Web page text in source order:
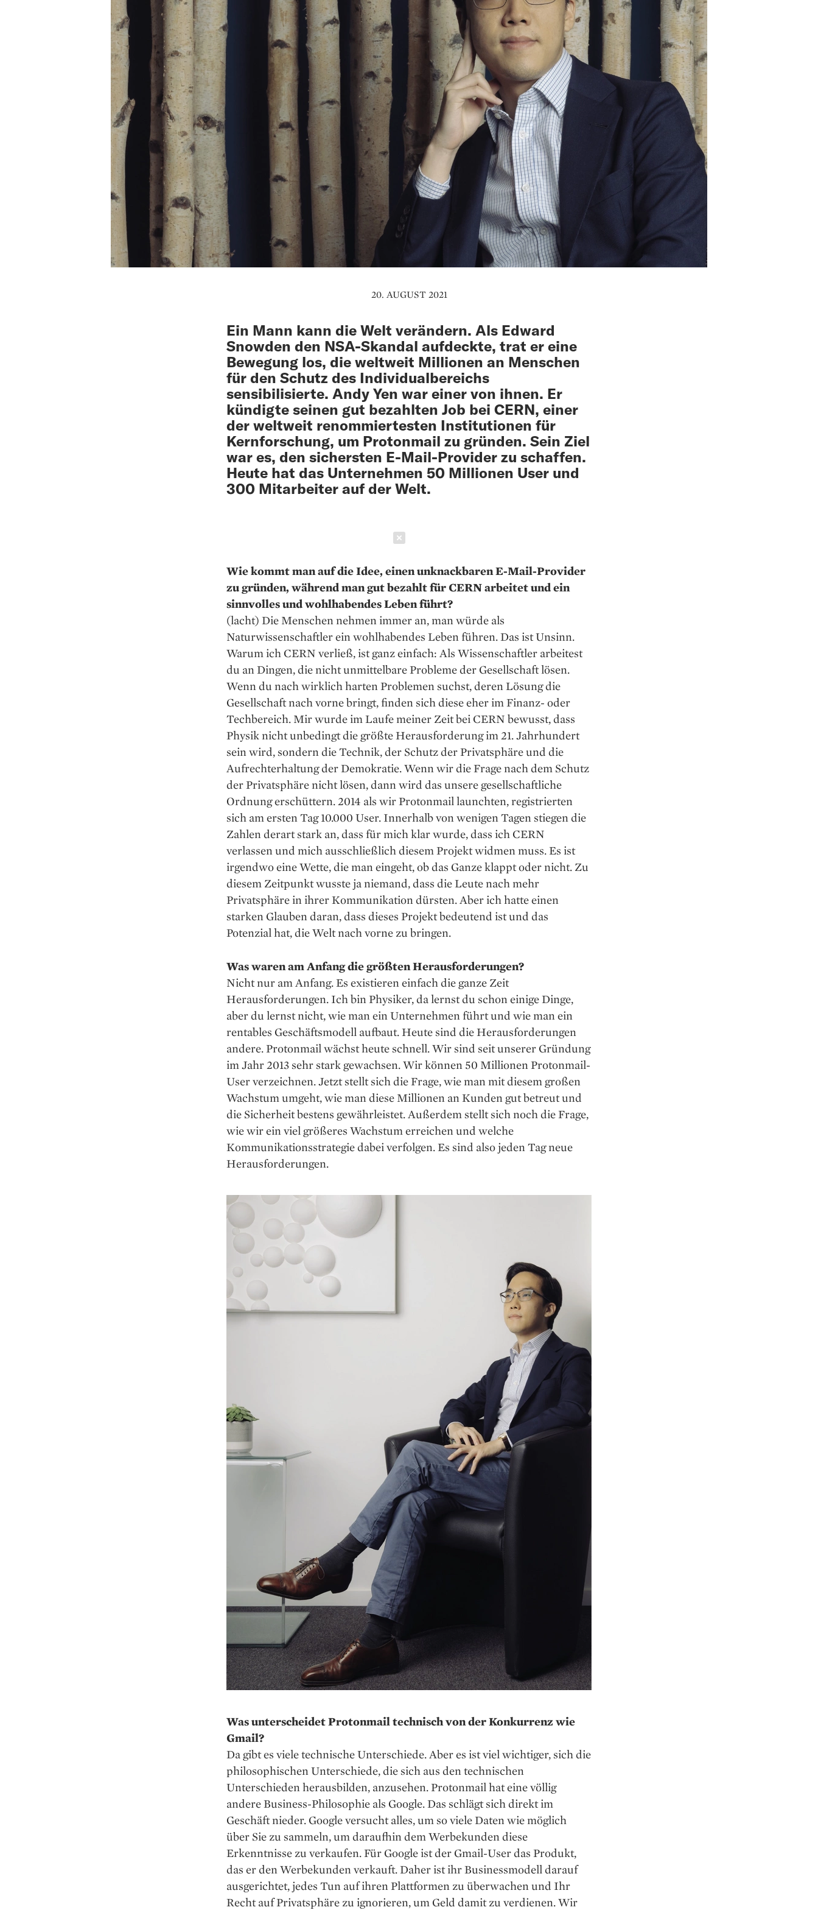
20. AUGUST 2021
Ein Mann kann die Welt verändern. Als Edward
Snowden den NSA-Skandal aufdeckte, trat er eine
Bewegung los, die weltweit Millionen an Menschen
für den Schutz des Individualbereichs
sensibilisierte. Andy Yen war einer von ihnen. Er
kündigte seinen gut bezahlten Job bei CERN, einer
der weltweit renommiertesten Institutionen für
Kernforschung, um Protonmail zu gründen. Sein Ziel
war es, den sichersten E-Mail-Provider zu schaffen.
Heute hat das Unternehmen 50 Millionen User und
300 Mitarbeiter auf der Welt.
Wie kommt man auf die Idee, einen unknackbaren E-Mail-Provider
zu gründen, während man gut bezahlt für CERN arbeitet und ein
sinnvolles und wohlhabendes Leben führt?
(lacht) Die Menschen nehmen immer an, man würde als
Naturwissenschaftler ein wohlhabendes Leben führen. Das ist Unsinn.
Warum ich CERN verließ, ist ganz einfach: Als Wissenschaftler arbeitest
du an Dingen, die nicht unmittelbare Probleme der Gesellschaft lösen.
Wenn du nach wirklich harten Problemen suchst, deren Lösung die
Gesellschaft nach vorne bringt, finden sich diese eher im Finanz- oder
Techbereich. Mir wurde im Laufe meiner Zeit bei CERN bewusst, dass
Physik nicht unbedingt die größte Herausforderung im 21. Jahrhundert
sein wird, sondern die Technik, der Schutz der Privatsphäre und die
Aufrechterhaltung der Demokratie. Wenn wir die Frage nach dem Schutz
der Privatsphäre nicht lösen, dann wird das unsere gesellschaftliche
Ordnung erschüttern. 2014 als wir Protonmail launchten, registrierten
sich am ersten Tag 10.000 User. Innerhalb von wenigen Tagen stiegen die
Zahlen derart stark an, dass für mich klar wurde, dass ich CERN
verlassen und mich ausschließlich diesem Projekt widmen muss. Es ist
irgendwo eine Wette, die man eingeht, ob das Ganze klappt oder nicht. Zu
diesem Zeitpunkt wusste ja niemand, dass die Leute nach mehr
Privatsphäre in ihrer Kommunikation dürsten. Aber ich hatte einen
starken Glauben daran, dass dieses Projekt bedeutend ist und das
Potenzial hat, die Welt nach vorne zu bringen.
Was waren am Anfang die größten Herausforderungen?
Nicht nur am Anfang. Es existieren einfach die ganze Zeit
Herausforderungen. Ich bin Physiker, da lernst du schon einige Dinge,
aber du lernst nicht, wie man ein Unternehmen führt und wie man ein
rentables Geschäftsmodell aufbaut. Heute sind die Herausforderungen
andere. Protonmail wächst heute schnell. Wir sind seit unserer Gründung
im Jahr 2013 sehr stark gewachsen. Wir können 50 Millionen Protonmail-
User verzeichnen. Jetzt stellt sich die Frage, wie man mit diesem großen
Wachstum umgeht, wie man diese Millionen an Kunden gut betreut und
die Sicherheit bestens gewährleistet. Außerdem stellt sich noch die Frage,
wie wir ein viel größeres Wachstum erreichen und welche
Kommunikationsstrategie dabei verfolgen. Es sind also jeden Tag neue
Herausforderungen.
Was unterscheidet Protonmail technisch von der Konkurrenz wie
Gmail?
Da gibt es viele technische Unterschiede. Aber es ist viel wichtiger, sich die
philosophischen Unterschiede, die sich aus den technischen
Unterschieden herausbilden, anzusehen. Protonmail hat eine völlig
andere Business-Philosophie als Google. Das schlägt sich direkt im
Geschäft nieder. Google versucht alles, um so viele Daten wie möglich
über Sie zu sammeln, um daraufhin dem Werbekunden diese
Erkenntnisse zu verkaufen. Für Google ist der Gmail-User das Produkt,
das er den Werbekunden verkauft. Daher ist ihr Businessmodell darauf
ausgerichtet, jedes Tun auf ihren Plattformen zu überwachen und Ihr
Recht auf Privatsphäre zu ignorieren, um Geld damit zu verdienen. Wir